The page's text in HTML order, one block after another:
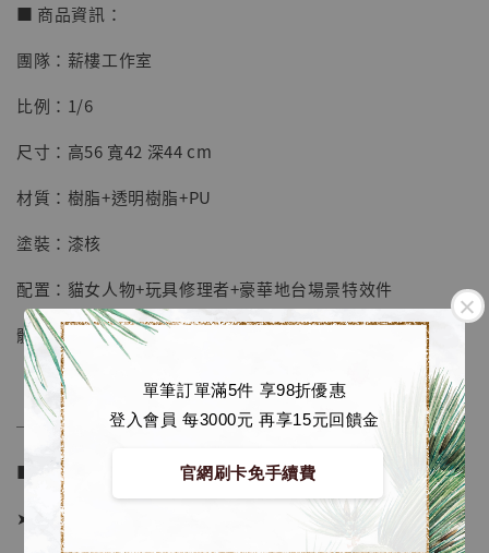
單筆訂單滿5件 享98折優惠
登入會員 每3000元 再享15元回饋金
官網刷卡免手續費
【店內現貨】七龍珠 系列蒐藏雕像 悟空 鳥山
明紀念款 [奇蹟工作室]
NT$ 5,580
■ 商品資訊：
團隊：薪樓工作室
比例：1/6
尺寸：高56 寬42 深44 cm
材質：樹脂+透明樹脂+PU
塗裝：漆核
配置：貓女人物+玩具修理者+豪華地台場景特效件
體數：限量99體
──────────────
■ 販售資訊：
➤ 價格 15380元 (訂金7500)